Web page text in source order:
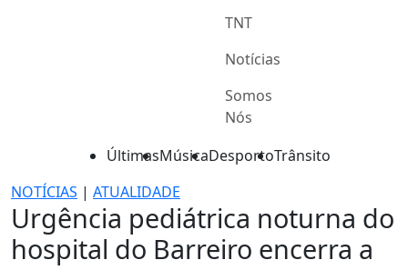
TNT
Notícias
Somos
Nós
ÚltimasMúsicaDesportoTrânsito
NOTÍCIAS | ATUALIDADE
Urgência pediátrica noturna do
hospital do Barreiro encerra a